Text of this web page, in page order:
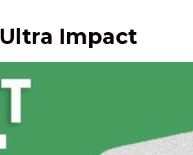
Ultra Impact